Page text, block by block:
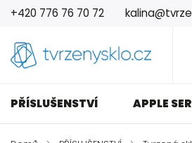
+420 776 76 70 72
PŘÍSLUŠENSTVÍ APPLE